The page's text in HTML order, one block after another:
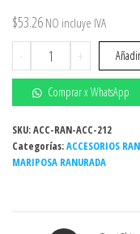
$53.26 NO incluye IVA
-
VÁLVULA
DE
MARIPOSA
RANURADA
AWWA
H.DUCT
3"
+
Comprar x WhatsApp
SKU:ACC-RAN-ACC-212
Categorías:ACCESORIOS
MARIPOSA RANURADA